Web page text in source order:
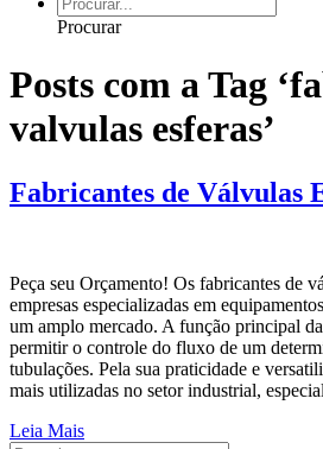
Procurar
Posts com a Tag
valvulas esferas’
Fabricantes de Válvulas
Peça seu Orçamento! Os fabricantes de
empresas especializadas em
um amplo mercado. A função principal
permitir o controle do fluxo de um
tubulações. Pela sua praticidade e
mais utilizadas no setor industrial,
Leia Mais